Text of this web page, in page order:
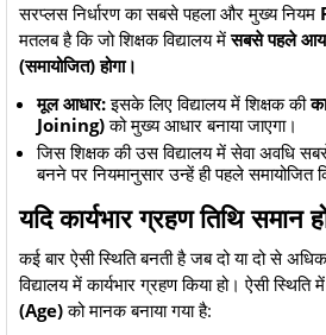
​सरप्लस निर्धारण का सबसे पहला और मुख्य नियम
मतलब है कि जो शिक्षक विद्यालय मेंसबसे पहले
(समायोजित) होगा।
मूल आधार:इसके लिए विद्यालय में शिक्षक की
Joining)को मुख्य आधार बनाया जाएगा।
​जिस शिक्षक की उस विद्यालय में सेवा अवधि
बनने पर नियमानुसार उन्हें ही पहले समायोजित
​यदि कार्यभार ग्रहण तिथि समान
​कई बार ऐसी स्थिति बनती है जब दो या दो से
विद्यालय में कार्यभार ग्रहण किया हो। ऐसी
(Age)को मानक बनाया गया है: